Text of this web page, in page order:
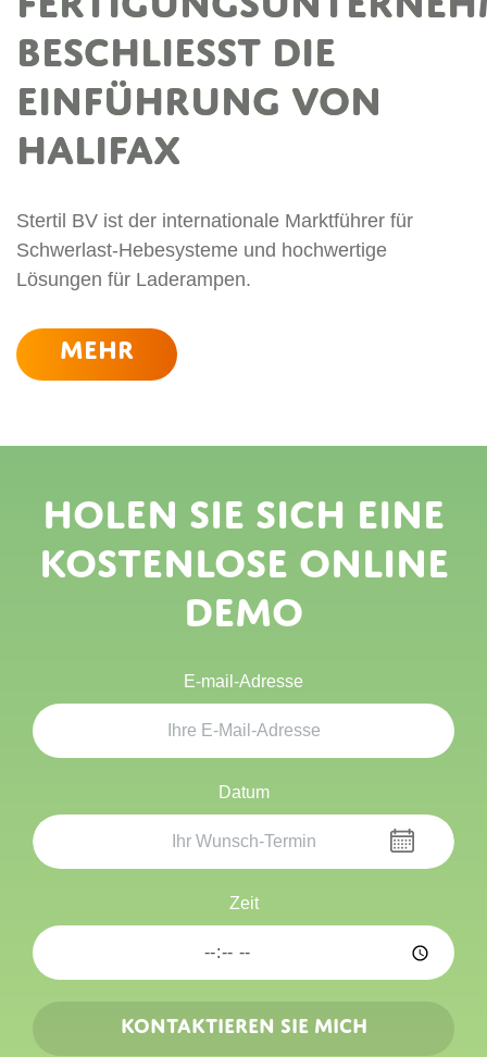
beschließt die
Einführung von
Halifax
Stertil BV ist der internationale Marktführer für
Schwerlast-Hebesysteme und hochwertige
Lösungen für Laderampen.
Mehr
Holen Sie sich eine
kostenlose Online
Demo
E-mail-Adresse
Datum
Zeit
Kontaktieren Sie mich